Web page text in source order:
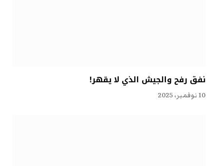
نفق رفح والجيش الذي لا يقهر!
10 نوفمبر، 2025